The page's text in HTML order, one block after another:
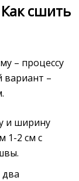
сшить
– процессу
–
и ширину
1-2 см с